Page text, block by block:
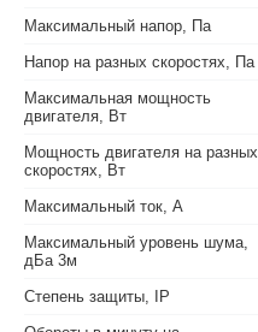
Максимальный напор, Па
Напор на разных скоростях, Па
Максимальная мощность
двигателя, Вт
Мощность двигателя на разных
скоростях, Вт
Максимальный ток, А
Максимальный уровень шума,
дБа 3м
Степень защиты, IP